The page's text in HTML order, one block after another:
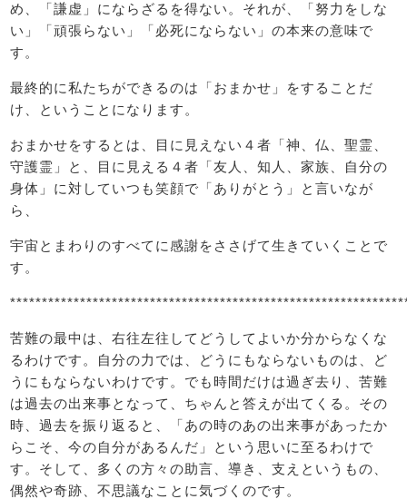
め、「謙虚」にならざるを得ない。それが、「努力をしな
い」「頑張らない」「必死にならない」の本来の意味で
す。
最終的に私たちができるのは「おまかせ」をすることだ
け、ということになります。
おまかせをするとは、目に見えない４者「神、仏、聖霊、
守護霊」と、目に見える４者「友人、知人、家族、自分の
身体」に対していつも笑顔で「ありがとう」と言いなが
ら、
宇宙とまわりのすべてに感謝をささげて生きていくことで
す。
苦難の最中は、右往左往してどうしてよいか分からなくな
るわけです。自分の力では、どうにもならないものは、ど
うにもならないわけです。でも時間だけは過ぎ去り、苦難
は過去の出来事となって、ちゃんと答えが出てくる。その
時、過去を振り返ると、「あの時のあの出来事があったか
らこそ、今の自分があるんだ」という思いに至るわけで
す。そして、多くの方々の助言、導き、支えというもの、
偶然や奇跡、不思議なことに気づくのです。